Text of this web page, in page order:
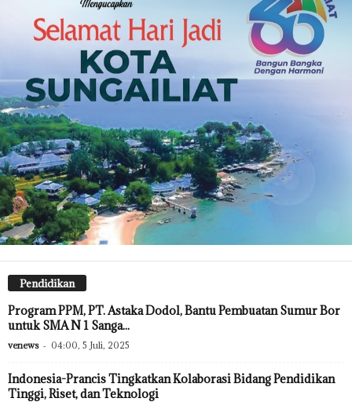
Pendidikan
Program PPM, PT. Astaka Dodol, Bantu Pembuatan Sumur Bor
untuk SMA N 1 Sanga...
venews - 04:00, 5 Juli, 2025
Indonesia-Prancis Tingkatkan Kolaborasi Bidang Pendidikan
Tinggi, Riset, dan Teknologi